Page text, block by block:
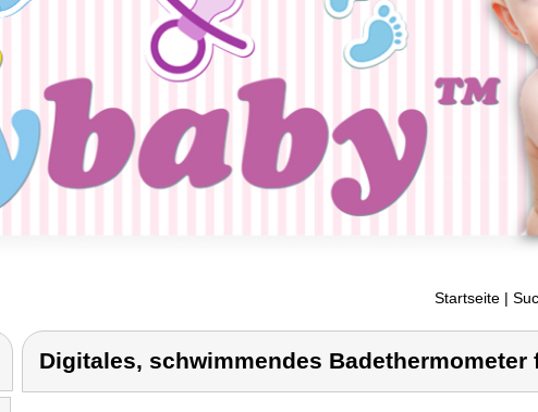
Startseite |
Digitales, schwimmendes Badethermometer